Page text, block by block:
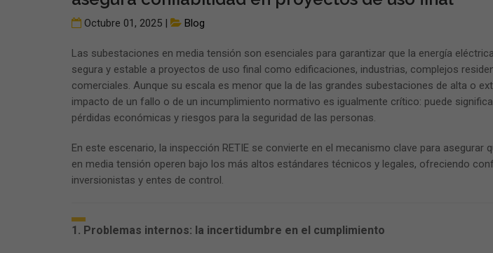
Octubre 01, 2025 | Blog
Las subestaciones en media tensión son esenciales para garantizar que la energía
segura y estable a proyectos de uso final como edificaciones, industrias, complejos
comerciales. Aunque su escala es menor que la de las grandes subestaciones de alta o
impacto de un fallo o de un incumplimiento normativo es igualmente crítico: puede
pérdidas económicas y riesgos para la seguridad de las personas.
En este escenario, la inspección RETIE se convierte en el mecanismo clave para asegurar
en media tensión operen bajo los más altos estándares técnicos y legales, ofreciendo
inversionistas y entes de control.
1. Problemas internos: la incertidumbre en el cumplimiento